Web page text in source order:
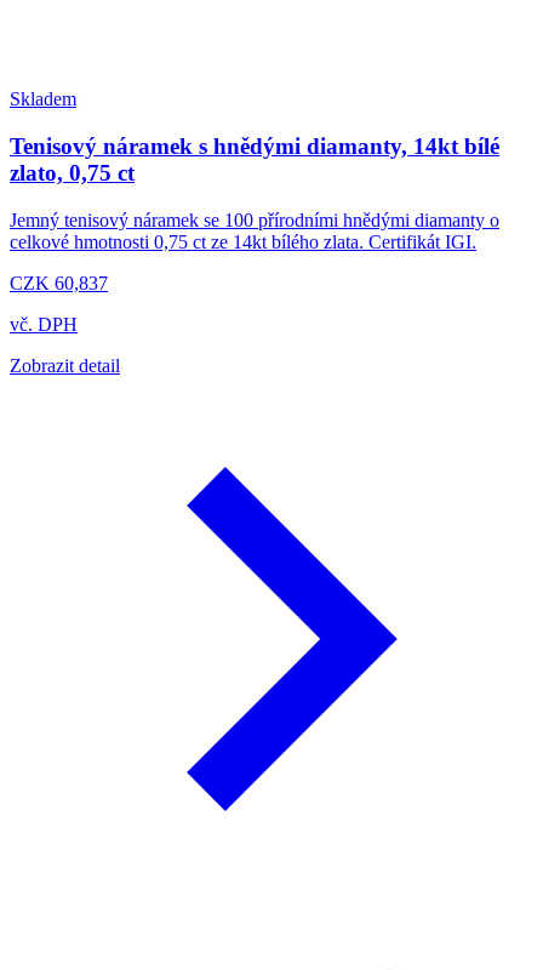
Skladem
Tenisový náramek s hnědými diamanty, 14kt bílé
zlato, 0,75 ct
Jemný tenisový náramek se 100 přírodními hnědými diamanty o
celkové hmotnosti 0,75 ct ze 14kt bílého zlata. Certifikát IGI.
CZK 60,837
vč. DPH
Zobrazit detail